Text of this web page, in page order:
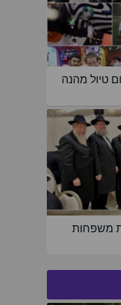
טיול מהנה
משפחות